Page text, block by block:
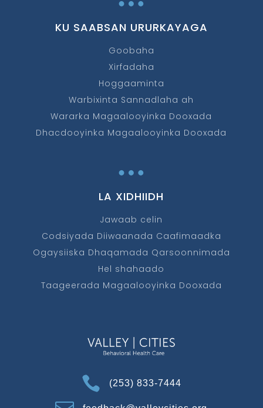
KU SAABSAN URURKAYAGA
Goobaha
Xirfadaha
Hoggaaminta
Warbixinta Sannadlaha ah
Wararka Magaalooyinka Dooxada
Dhacdooyinka Magaalooyinka Dooxada
…
LA XIDHIIDH
Jawaab celin
Codsiyada Diiwaanada Caafimaadka
Ogaysiiska Dhaqamada Qarsoonnimada
Hel shahaado
Taageerada Magaalooyinka Dooxada
 (253) 833-7444